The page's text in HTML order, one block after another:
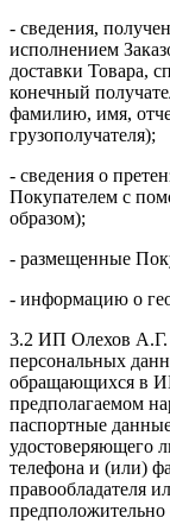
- сведения,
исполнением
доставки Товара,
конечный
фамилию, имя,
грузополучателя);
- сведения о
Покупателем с
образом);
- размещенные
- информацию о
3.2 ИП Олехов А.Г.
персональных
обращающихся в
предполагаемом
паспортные
удостоверяющего
телефона и (или)
правообладателя